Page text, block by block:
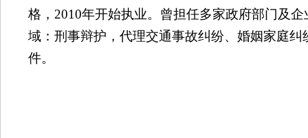
格， 2010年开始执业。曾担任多家政府部门及
域：刑事辩护，代理交通事故纠纷、婚姻家庭纠
件。